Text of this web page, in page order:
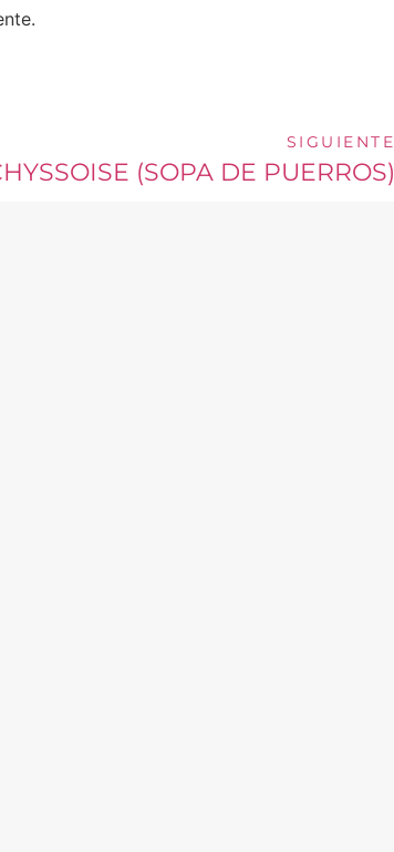
SIGUIENTE
(SOPA DE PUERROS)